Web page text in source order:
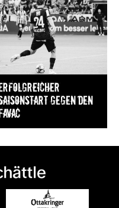
gegen den